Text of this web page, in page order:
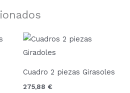
Cuadro 2 piezas Girasoles
275,88 €